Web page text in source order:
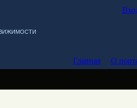
Главная О